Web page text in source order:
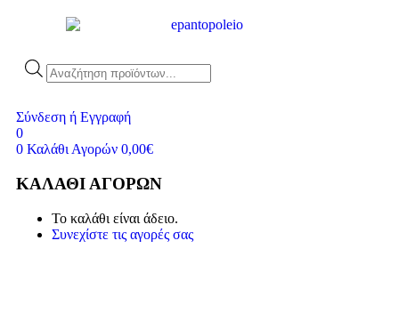
Σύνδεση ή Εγγραφή
0
0 Καλάθι Αγορών 0,00€
ΚΑΛΆΘΙ ΑΓΟΡΏΝ
Το καλάθι είναι άδειο.
Συνεχίστε τις αγορές σας